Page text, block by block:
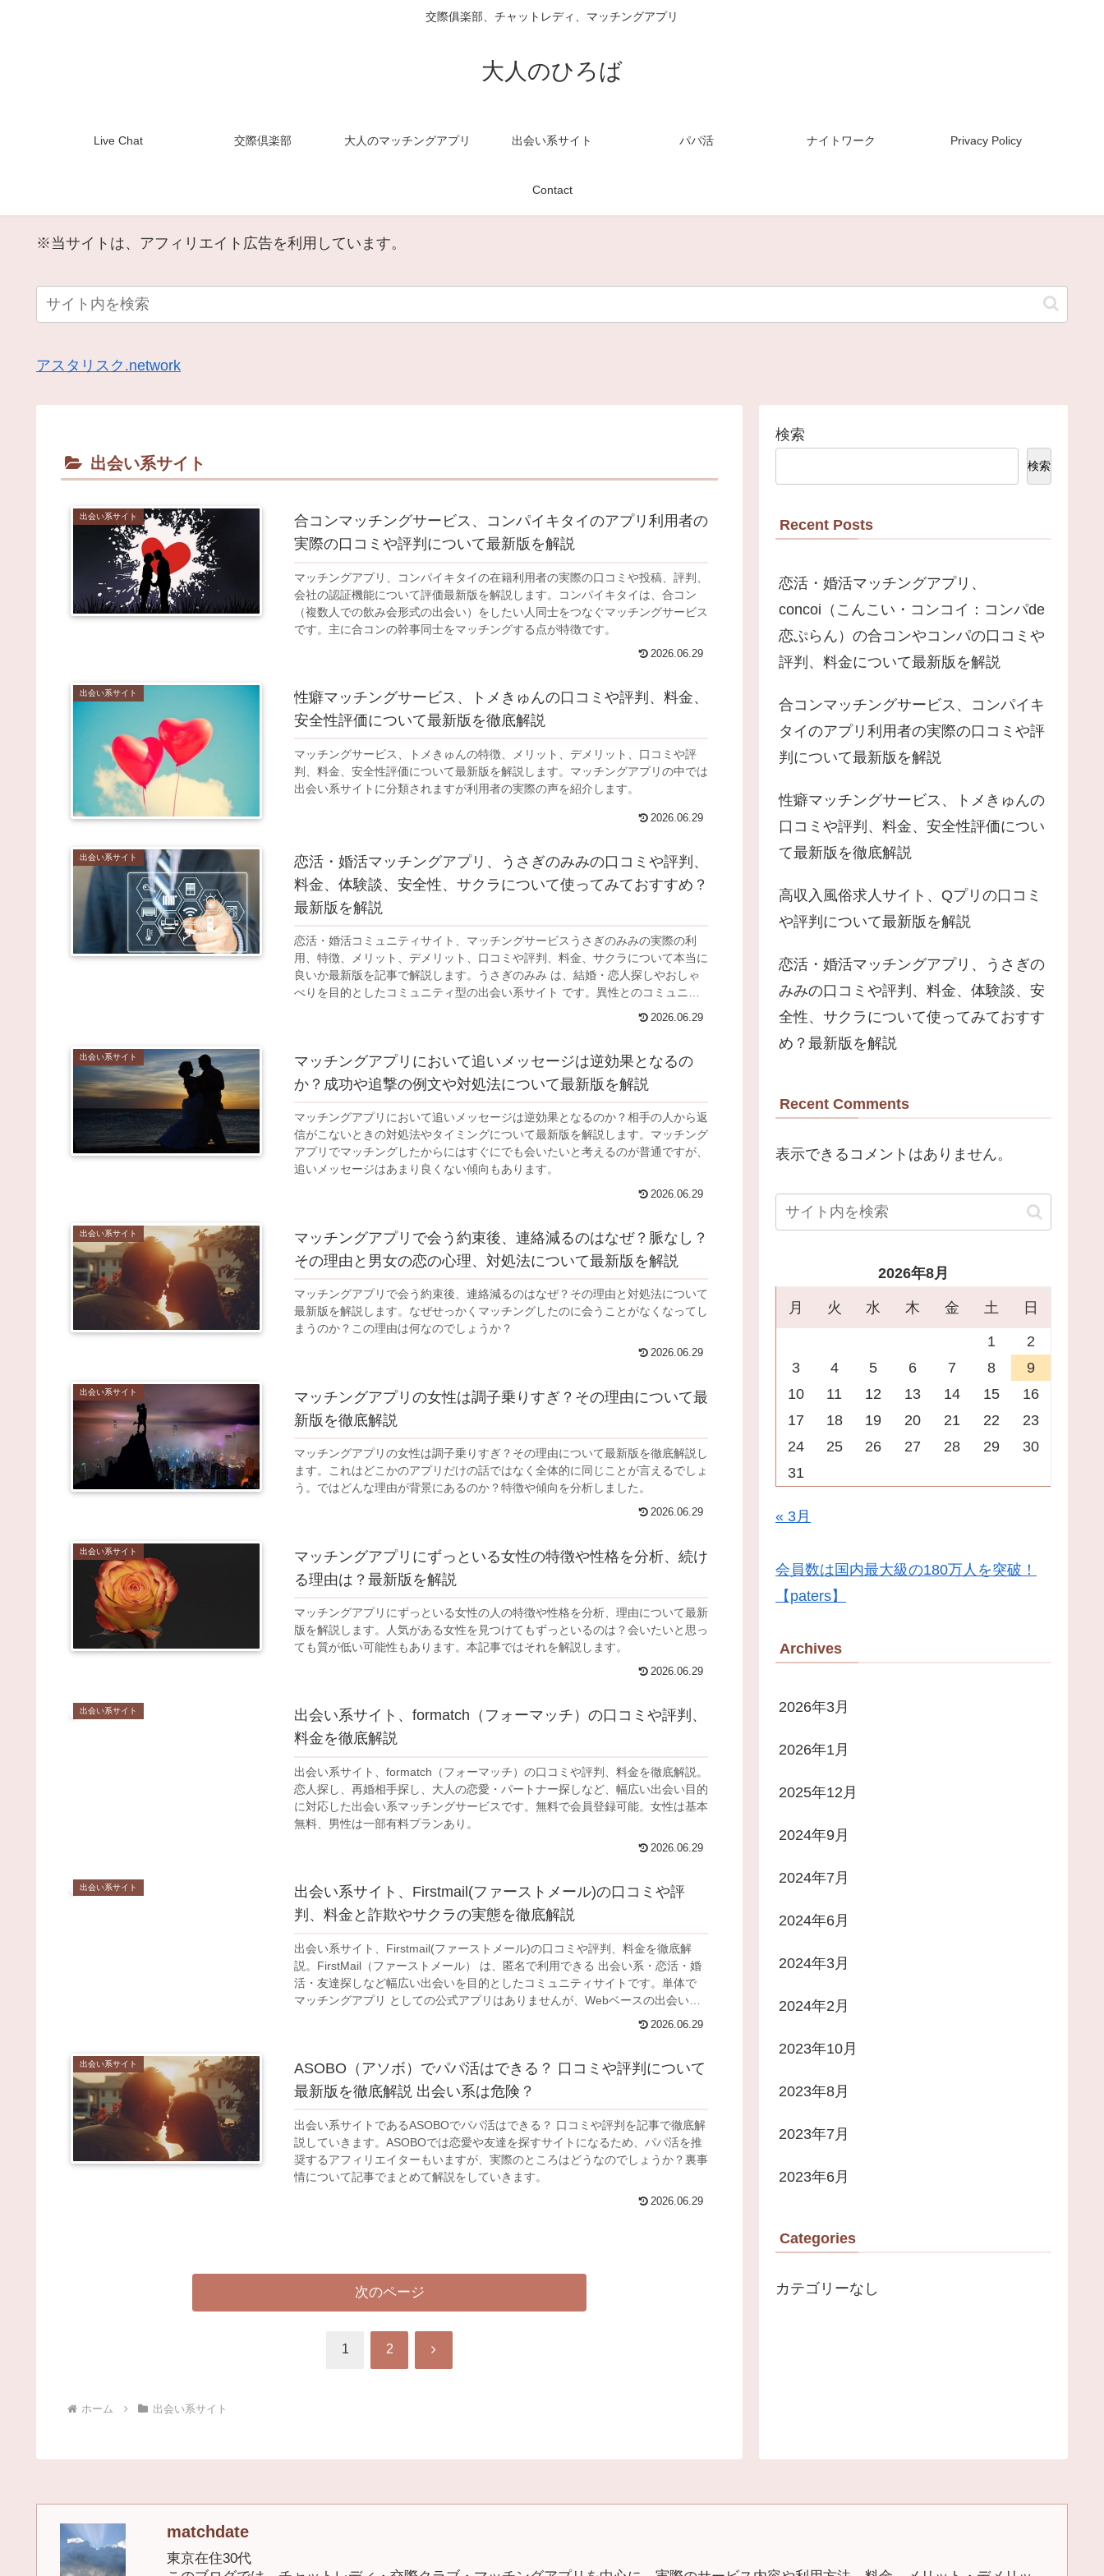
交際俱楽部、チャットレディ、マッチングアプリ
大人のひろば
Live Chat 交際倶楽部 大人のマッチングアプリ 出会い系サイト パパ活 ナイトワーク Privacy Policy
Contact
※当サイトは、アフィリエイト広告を利用しています。
アスタリスク.network
出会い系サイト
出会い系サイト
合コンマッチングサービス、コンパイキタイのアプリ利用者の
実際の口コミや評判について最新版を解説
マッチングアプリ、コンパイキタイの在籍利用者の実際の口コミや投稿、評判、
会社の認証機能について評価最新版を解説します。コンパイキタイは、合コン
（複数人での飲み会形式の出会い）をしたい人同士をつなぐマッチングサービス
です。主に合コンの幹事同士をマッチングする点が特徴です。
2026.06.29
出会い系サイト
性癖マッチングサービス、トメきゅんの口コミや評判、料金、
安全性評価について最新版を徹底解説
マッチングサービス、トメきゅんの特徴、メリット、デメリット、口コミや評
判、料金、安全性評価について最新版を解説します。マッチングアプリの中では
出会い系サイトに分類されますが利用者の実際の声を紹介します。
2026.06.29
出会い系サイト
恋活・婚活マッチングアプリ、うさぎのみみの口コミや評判、
料金、体験談、安全性、サクラについて使ってみておすすめ？
最新版を解説
恋活・婚活コミュニティサイト、マッチングサービスうさぎのみみの実際の利
用、特徴、メリット、デメリット、口コミや評判、料金、サクラについて本当に
良いか最新版を記事で解説します。うさぎのみみ は、結婚・恋人探しやおしゃ
べりを目的としたコミュニティ型の出会い系サイト です。異性とのコミュニケ
2026.06.29
出会い系サイト
マッチングアプリにおいて追いメッセージは逆効果となるの
か？成功や追撃の例文や対処法について最新版を解説
マッチングアプリにおいて追いメッセージは逆効果となるのか？相手の人から返
信がこないときの対処法やタイミングについて最新版を解説します。マッチング
アプリでマッチングしたからにはすぐにでも会いたいと考えるのが普通ですが、
追いメッセージはあまり良くない傾向もあります。
2026.06.29
出会い系サイト
マッチングアプリで会う約束後、連絡減るのはなぜ？脈なし？
その理由と男女の恋の心理、対処法について最新版を解説
マッチングアプリで会う約束後、連絡減るのはなぜ？その理由と対処法について
最新版を解説します。なぜせっかくマッチングしたのに会うことがなくなってし
まうのか？この理由は何なのでしょうか？
2026.06.29
出会い系サイト
マッチングアプリの女性は調子乗りすぎ？その理由について最
新版を徹底解説
マッチングアプリの女性は調子乗りすぎ？その理由について最新版を徹底解説し
ます。これはどこかのアプリだけの話ではなく全体的に同じことが言えるでしょ
う。ではどんな理由が背景にあるのか？特徴や傾向を分析しました。
2026.06.29
出会い系サイト
マッチングアプリにずっといる女性の特徴や性格を分析、続け
る理由は？最新版を解説
マッチングアプリにずっといる女性の人の特徴や性格を分析、理由について最新
版を解説します。人気がある女性を見つけてもずっといるのは？会いたいと思っ
ても質が低い可能性もあります。本記事ではそれを解説します。
2026.06.29
出会い系サイト
出会い系サイト、formatch（フォーマッチ）の口コミや評判、
料金を徹底解説
出会い系サイト、formatch（フォーマッチ）の口コミや評判、料金を徹底解説。
恋人探し、再婚相手探し、大人の恋愛・パートナー探しなど、幅広い出会い目的
に対応した出会い系マッチングサービスです。無料で会員登録可能。女性は基本
無料、男性は一部有料プランあり。
2026.06.29
出会い系サイト
出会い系サイト、Firstmail(ファーストメール)の口コミや評
判、料金と詐欺やサクラの実態を徹底解説
出会い系サイト、Firstmail(ファーストメール)の口コミや評判、料金を徹底解
説。FirstMail（ファーストメール） は、匿名で利用できる 出会い系・恋活・婚
活・友達探しなど幅広い出会いを目的としたコミュニティサイトです。単体で
マッチングアプリ としての公式アプリはありませんが、Webベースの出会い系
2026.06.29
出会い系サイト
ASOBO（アソボ）でパパ活はできる？ 口コミや評判について
最新版を徹底解説 出会い系は危険？
出会い系サイトであるASOBOでパパ活はできる？ 口コミや評判を記事で徹底解
説していきます。ASOBOでは恋愛や友達を探すサイトになるため、パパ活を推
奨するアフィリエイターもいますが、実際のところはどうなのでしょうか？裏事
情について記事でまとめて解説をしていきます。
2026.06.29
次のページ
1 2 次
ホーム 出会い系サイト
検索
検索
Recent Posts
恋活・婚活マッチングアプリ、
concoi（こんこい・コンコイ：コンパde
恋ぷらん）の合コンやコンパの口コミや
評判、料金について最新版を解説
合コンマッチングサービス、コンパイキ
タイのアプリ利用者の実際の口コミや評
判について最新版を解説
性癖マッチングサービス、トメきゅんの
口コミや評判、料金、安全性評価につい
て最新版を徹底解説
高収入風俗求人サイト、Qプリの口コミ
や評判について最新版を解説
恋活・婚活マッチングアプリ、うさぎの
みみの口コミや評判、料金、体験談、安
全性、サクラについて使ってみておすす
め？最新版を解説
Recent Comments
表示できるコメントはありません。
2026年8月
月 火 水 木 金 土 日
1
2
3
4 5 6 7 8
9
10
11 12 13 14 15
16
17
18 19 20 21 22
23
24
25 26 27 28 29
30
31
« 3月
会員数は国内最大級の180万人を突破！
【paters】
Archives
2026年3月
2026年1月
2025年12月
2024年9月
2024年7月
2024年6月
2024年3月
2024年2月
2023年10月
2023年8月
2023年7月
2023年6月
Categories
カテゴリーなし
matchdate
東京在住30代